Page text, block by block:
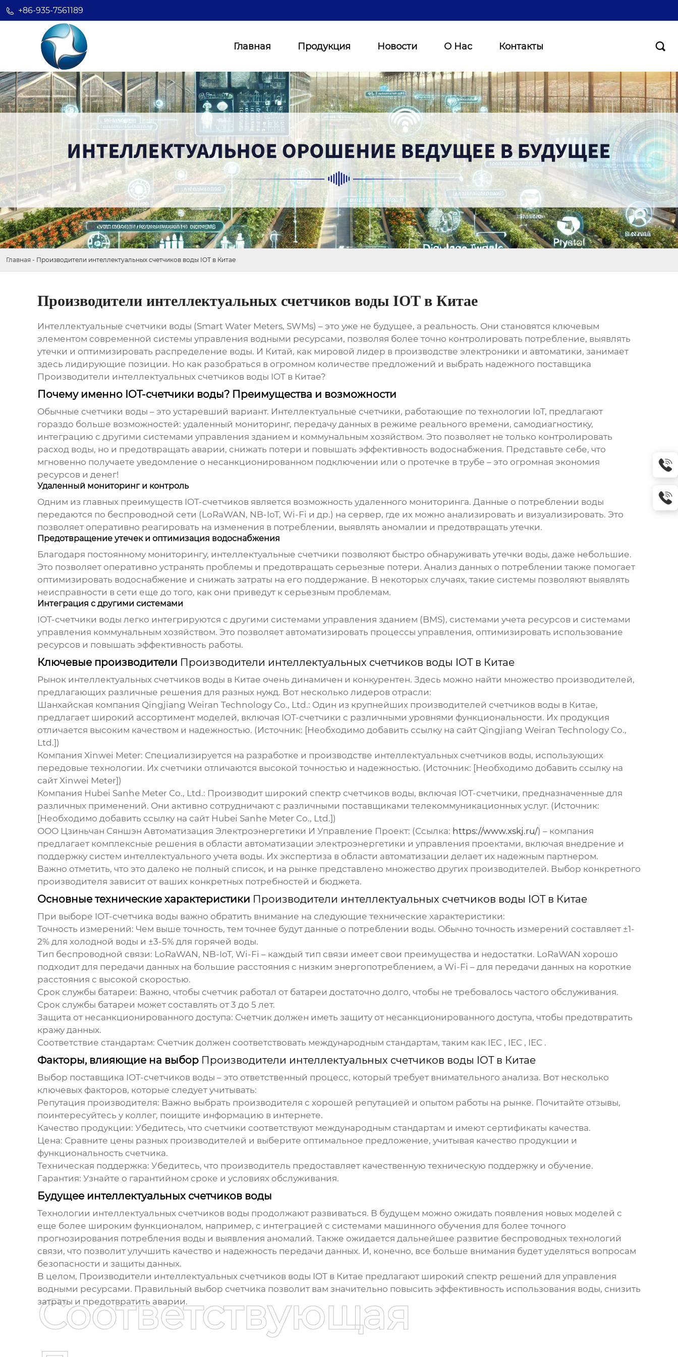
+86-935-7561189
Главная Продукция Новости О Нас Контакты 
Главная - Производители интеллектуальных счетчиков воды IOT в Китае
Производители интеллектуальных счетчиков воды IOT в Китае
Интеллектуальные счетчики воды (Smart Water Meters, SWMs) – это уже не будущее, а реальность. Они становятся ключевым
элементом современной системы управления водными ресурсами, позволяя более точно контролировать потребление, выявлять
утечки и оптимизировать распределение воды. И Китай, как мировой лидер в производстве электроники и автоматики, занимает
здесь лидирующие позиции. Но как разобраться в огромном количестве предложений и выбрать надежного поставщика
Производители интеллектуальных счетчиков воды IOT в Китае?
Почему именно IOT-счетчики воды? Преимущества и возможности
Обычные счетчики воды – это устаревший вариант. Интеллектуальные счетчики, работающие по технологии IoT, предлагают
гораздо больше возможностей: удаленный мониторинг, передачу данных в режиме реального времени, самодиагностику,
интеграцию с другими системами управления зданием и коммунальным хозяйством. Это позволяет не только контролировать
расход воды, но и предотвращать аварии, снижать потери и повышать эффективность водоснабжения. Представьте себе, что
мгновенно получаете уведомление о несанкционированном подключении или о протечке в трубе – это огромная экономия
ресурсов и денег!
Удаленный мониторинг и контроль
Одним из главных преимуществ IOT-счетчиков является возможность удаленного мониторинга. Данные о потреблении воды
передаются по беспроводной сети (LoRaWAN, NB-IoT, Wi-Fi и др.) на сервер, где их можно анализировать и визуализировать. Это
позволяет оперативно реагировать на изменения в потреблении, выявлять аномалии и предотвращать утечки.
Предотвращение утечек и оптимизация водоснабжения
Благодаря постоянному мониторингу, интеллектуальные счетчики позволяют быстро обнаруживать утечки воды, даже небольшие.
Это позволяет оперативно устранять проблемы и предотвращать серьезные потери. Анализ данных о потреблении также помогает
оптимизировать водоснабжение и снижать затраты на его поддержание. В некоторых случаях, такие системы позволяют выявлять
неисправности в сети еще до того, как они приведут к серьезным проблемам.
Интеграция с другими системами
IOT-счетчики воды легко интегрируются с другими системами управления зданием (BMS), системами учета ресурсов и системами
управления коммунальным хозяйством. Это позволяет автоматизировать процессы управления, оптимизировать использование
ресурсов и повышать эффективность работы.
Ключевые производители Производители интеллектуальных счетчиков воды IOT в Китае
Рынок интеллектуальных счетчиков воды в Китае очень динамичен и конкурентен. Здесь можно найти множество производителей,
предлагающих различные решения для разных нужд. Вот несколько лидеров отрасли:
Шанхайская компания Qingjiang Weiran Technology Co., Ltd.: Один из крупнейших производителей счетчиков воды в Китае,
предлагает широкий ассортимент моделей, включая IOT-счетчики с различными уровнями функциональности. Их продукция
отличается высоким качеством и надежностью. (Источник: [Необходимо добавить ссылку на сайт Qingjiang Weiran Technology Co.,
Ltd.])
Компания Xinwei Meter: Специализируется на разработке и производстве интеллектуальных счетчиков воды, использующих
передовые технологии. Их счетчики отличаются высокой точностью и надежностью. (Источник: [Необходимо добавить ссылку на
сайт Xinwei Meter])
Компания Hubei Sanhe Meter Co., Ltd.: Производит широкий спектр счетчиков воды, включая IOT-счетчики, предназначенные для
различных применений. Они активно сотрудничают с различными поставщиками телекоммуникационных услуг. (Источник:
[Необходимо добавить ссылку на сайт Hubei Sanhe Meter Co., Ltd.])
ООО Цзиньчан Сяншэн Автоматизация Электроэнергетики И Управление Проект: (Ссылка: https://www.xskj.ru/) – компания
предлагает комплексные решения в области автоматизации электроэнергетики и управления проектами, включая внедрение и
поддержку систем интеллектуального учета воды. Их экспертиза в области автоматизации делает их надежным партнером.
Важно отметить, что это далеко не полный список, и на рынке представлено множество других производителей. Выбор конкретного
производителя зависит от ваших конкретных потребностей и бюджета.
Основные технические характеристики Производители интеллектуальных счетчиков воды IOT в Китае
При выборе IOT-счетчика воды важно обратить внимание на следующие технические характеристики:
Точность измерений: Чем выше точность, тем точнее будут данные о потреблении воды. Обычно точность измерений составляет ±1-
2% для холодной воды и ±3-5% для горячей воды.
Тип беспроводной связи: LoRaWAN, NB-IoT, Wi-Fi – каждый тип связи имеет свои преимущества и недостатки. LoRaWAN хорошо
подходит для передачи данных на большие расстояния с низким энергопотреблением, а Wi-Fi – для передачи данных на короткие
расстояния с высокой скоростью.
Срок службы батареи: Важно, чтобы счетчик работал от батареи достаточно долго, чтобы не требовалось частого обслуживания.
Срок службы батареи может составлять от 3 до 5 лет.
Защита от несанкционированного доступа: Счетчик должен иметь защиту от несанкционированного доступа, чтобы предотвратить
кражу данных.
Соответствие стандартам: Счетчик должен соответствовать международным стандартам, таким как IEC , IEC , IEC .
Факторы, влияющие на выбор Производители интеллектуальных счетчиков воды IOT в Китае
Выбор поставщика IOT-счетчиков воды – это ответственный процесс, который требует внимательного анализа. Вот несколько
ключевых факторов, которые следует учитывать:
Репутация производителя: Важно выбрать производителя с хорошей репутацией и опытом работы на рынке. Почитайте отзывы,
поинтересуйтесь у коллег, поищите информацию в интернете.
Качество продукции: Убедитесь, что счетчики соответствуют международным стандартам и имеют сертификаты качества.
Цена: Сравните цены разных производителей и выберите оптимальное предложение, учитывая качество продукции и
функциональность счетчика.
Техническая поддержка: Убедитесь, что производитель предоставляет качественную техническую поддержку и обучение.
Гарантия: Узнайте о гарантийном сроке и условиях обслуживания.
Будущее интеллектуальных счетчиков воды
Технологии интеллектуальных счетчиков воды продолжают развиваться. В будущем можно ожидать появления новых моделей с
еще более широким функционалом, например, с интеграцией с системами машинного обучения для более точного
прогнозирования потребления воды и выявления аномалий. Также ожидается дальнейшее развитие беспроводных технологий
связи, что позволит улучшить качество и надежность передачи данных. И, конечно, все больше внимания будет уделяться вопросам
безопасности и защиты данных.
В целом, Производители интеллектуальных счетчиков воды IOT в Китае предлагают широкий спектр решений для управления
водными ресурсами. Правильный выбор счетчика позволит вам значительно повысить эффективность использования воды, снизить
затраты и предотвратить аварии.
Соответствующая